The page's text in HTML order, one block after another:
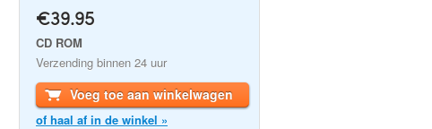
€39.95
CD ROM
Verzending binnen 24 uur
Voeg toe aan winkelwagen
of haal af in de winkel »